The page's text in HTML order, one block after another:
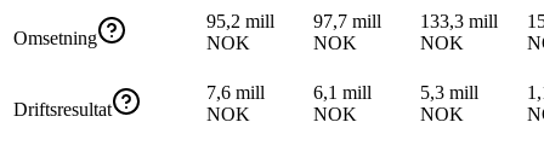
Omsetning
95,2 mill
NOK
97,7 mill
NOK
133,3 mill
NOK
Driftsresultat
7,6 mill
NOK
6,1 mill
NOK
5,3 mill
NOK